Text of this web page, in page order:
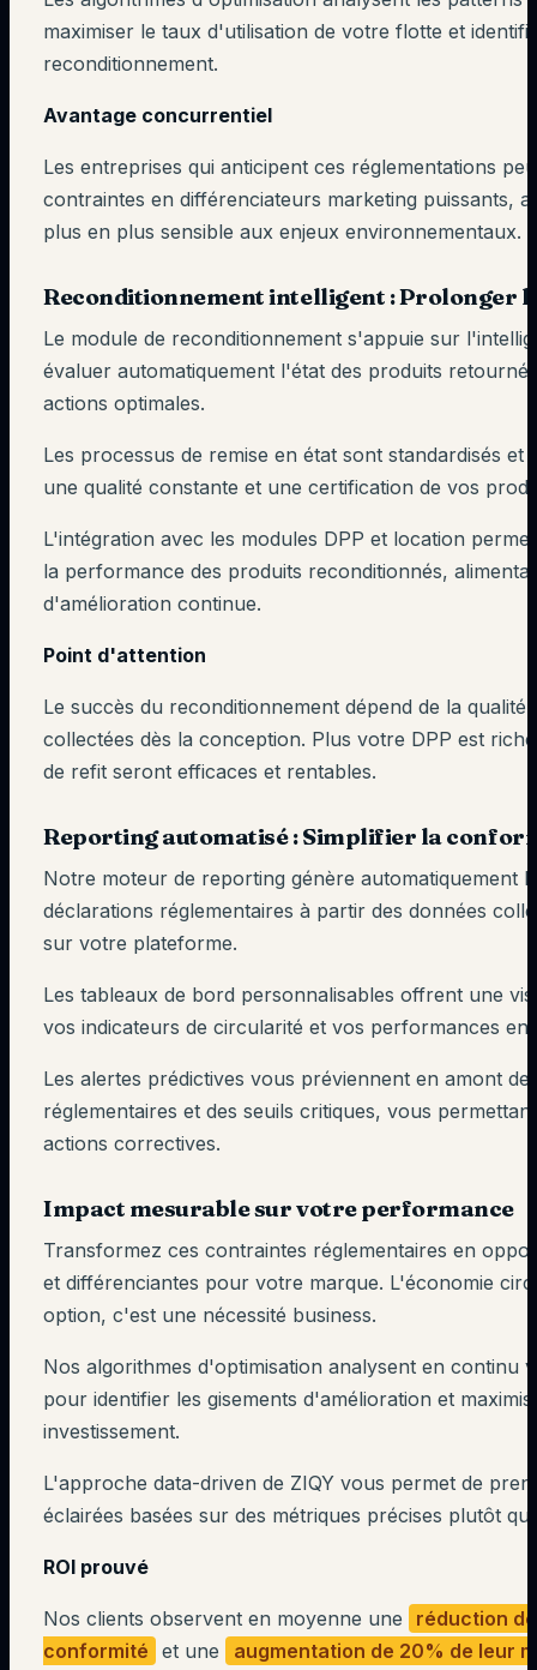
maximiser le taux d'utilisation de votre flotte et
reconditionnement.
Avantage concurrentiel
Les entreprises qui anticipent ces réglementations
contraintes en différenciateurs marketing puissants,
plus en plus sensible aux enjeux environnementaux.
Reconditionnement intelligent : Prolonger
Le module de reconditionnement s'appuie sur
évaluer automatiquement l'état des produits
actions optimales.
Les processus de remise en état sont standardisés et
une qualité constante et une certification de vos
L'intégration avec les modules DPP et location
la performance des produits reconditionnés,
d'amélioration continue.
Point d'attention
Le succès du reconditionnement dépend de la qualité
collectées dès la conception. Plus votre DPP est
de refit seront efficaces et rentables.
Reporting automatisé : Simplifier la
Notre moteur de reporting génère automatiquement
déclarations réglementaires à partir des données
sur votre plateforme.
Les tableaux de bord personnalisables offrent une
vos indicateurs de circularité et vos performances
Les alertes prédictives vous préviennent en amont
réglementaires et des seuils critiques, vous
actions correctives.
Impact mesurable sur votre performance
Transformez ces contraintes réglementaires en
et différenciantes pour votre marque. L'économie
option, c'est une nécessité business.
Nos algorithmes d'optimisation analysent en continu
pour identifier les gisements d'amélioration et
investissement.
L'approche data-driven de ZIQY vous permet de
éclairées basées sur des métriques précises plutôt
ROI prouvé
Nos clients observent en moyenne une
réduction
conformité et une
augmentation de 20% de leur